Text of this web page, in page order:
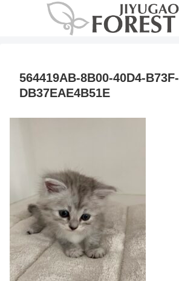
564419AB-8B00-40D4-B73F-
DB37EAE4B51E